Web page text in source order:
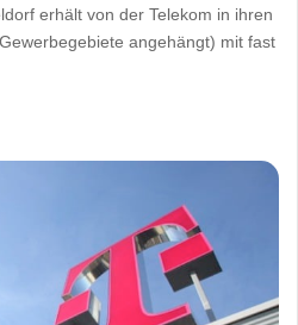
erhält von der Telekom in ihren
angehängt) mit fast